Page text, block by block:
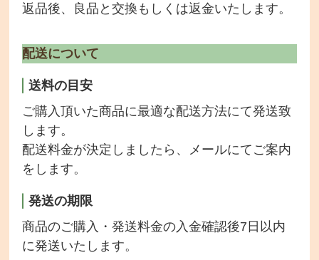
返品後、良品と交換もしくは返金いたします。
配送について
送料の目安
ご購入頂いた商品に最適な配送方法にて発送致
します。
配送料金が決定しましたら、メールにてご案内
をします。
発送の期限
商品のご購入・発送料金の入金確認後7日以内
に発送いたします。